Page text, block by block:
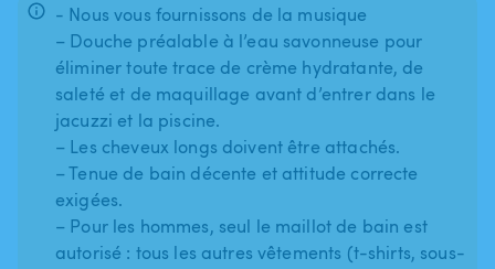
- Nous vous fournissons de la musique
– Douche préalable à l’eau savonneuse pour
éliminer toute trace de crème hydratante, de
saleté et de maquillage avant d’entrer dans le
jacuzzi et la piscine.
– Les cheveux longs doivent être attachés.
– Tenue de bain décente et attitude correcte
exigées.
– Pour les hommes, seul le maillot de bain est
autorisé : tous les autres vêtements (t-shirts, sous-